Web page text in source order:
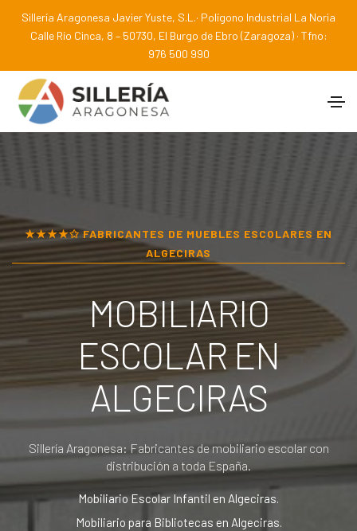
Sillería Aragonesa Javier Yuste, S.L.· Polígono Industrial La Noria
Calle Río Cinca, 8 – 50730, El Burgo de Ebro (Zaragoza) · Tfno:
976 500 990
★★★★✩ FABRICANTES DE MUEBLES ESCOLARES EN
ALGECIRAS
MOBILIARIO
ESCOLAR EN
ALGECIRAS
Sillería Aragonesa: Fabricantes de mobiliario escolar con
distribución a toda España.
Mobiliario Escolar Infantil en Algeciras.
Mobiliario para Bibliotecas en Algeciras.